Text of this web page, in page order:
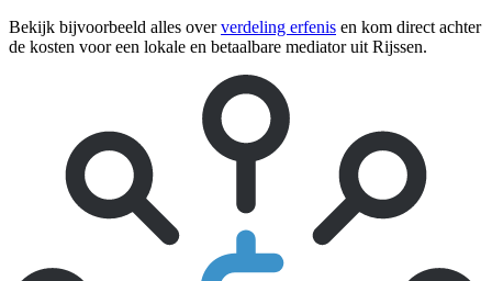
Bekijk bijvoorbeeld alles oververdeling erfenis en kom direct achter
de kosten voor een lokale en betaalbare mediator uit Rijssen.